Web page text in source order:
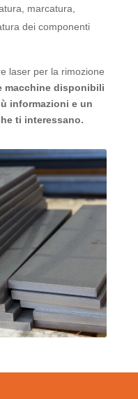
marcatura,
dei componenti
laser per la rimozione
macchine disponibili
informazioni e un
ti interessano.